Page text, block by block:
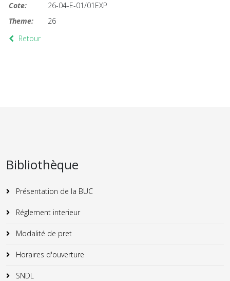
Cote:
26-04-E-01/01EXP
Theme:
26
Retour
Bibliothèque
Présentation de la BUC
Réglement interieur
Modalité de pret
Horaires d'ouverture
SNDL